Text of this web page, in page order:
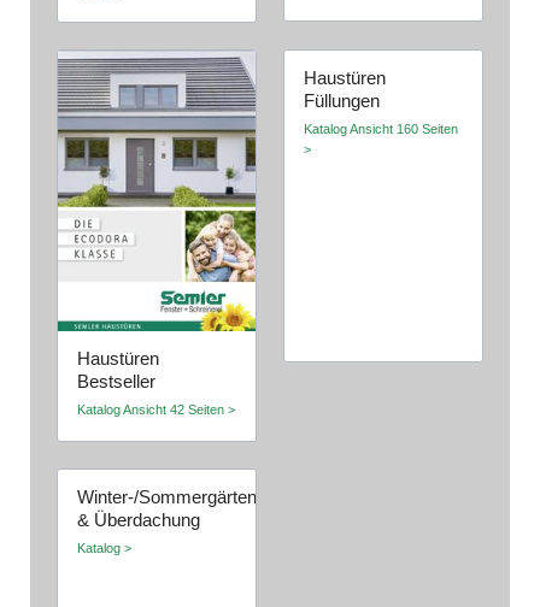
Haustüren
Bestseller
Katalog Ansicht 42 Seiten >
Haustüren
Füllungen
Katalog Ansicht 160 Seiten
>
Winter-/Sommergärten
& Überdachung
Katalog >